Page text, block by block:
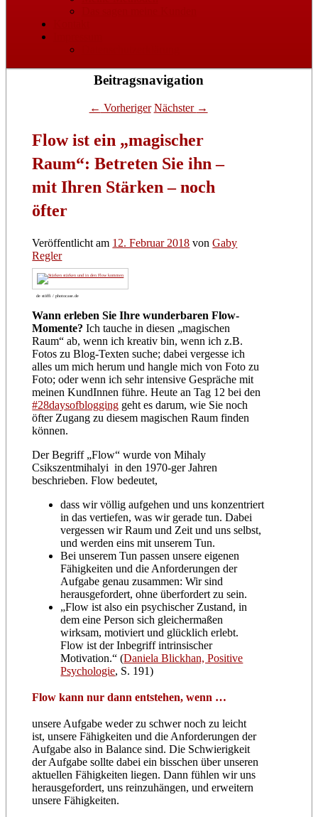
Beitragsnavigation
← Vorheriger Nächster →
Flow ist ein „magischer
Raum“: Betreten Sie ihn –
mit Ihren Stärken – noch
öfter
Veröffentlicht am 12. Februar 2018 vonGaby
Regler
de stöffi / photocase.de
Wann erleben Sie Ihre wunderbaren Flow-
Momente? Ich tauche in diesen „magischen
Raum“ ab, wenn ich kreativ bin, wenn ich z.B.
Fotos zu Blog-Texten suche; dabei vergesse ich
alles um mich herum und hangle mich von Foto zu
Foto; oder wenn ich sehr intensive Gespräche mit
meinen KundInnen führe. Heute an Tag 12 bei den
#28daysofblogging geht es darum, wie Sie noch
öfter Zugang zu diesem magischen Raum finden
können.
Der Begriff „Flow“ wurde von Mihaly
Csikszentmihalyi in den 1970-ger Jahren
beschrieben. Flow bedeutet,
dass wir völlig aufgehen und uns konzentriert
in das vertiefen, was wir gerade tun. Dabei
vergessen wir Raum und Zeit und uns selbst,
und werden eins mit unserem Tun.
Bei unserem Tun passen unsere eigenen
Fähigkeiten und die Anforderungen der
Aufgabe genau zusammen: Wir sind
herausgefordert, ohne überfordert zu sein.
„Flow ist also ein psychischer Zustand, in
dem eine Person sich gleichermaßen
wirksam, motiviert und glücklich erlebt.
Flow ist der Inbegriff intrinsischer
Motivation.“ (Daniela Blickhan, Positive
Psychologie, S. 191)
Flow kann nur dann entstehen, wenn …
unsere Aufgabe weder zu schwer noch zu leicht
ist, unsere Fähigkeiten und die Anforderungen der
Aufgabe also in Balance sind. Die Schwierigkeit
der Aufgabe sollte dabei ein bisschen über unseren
aktuellen Fähigkeiten liegen. Dann fühlen wir uns
herausgefordert, uns reinzuhängen, und erweitern
unsere Fähigkeiten.